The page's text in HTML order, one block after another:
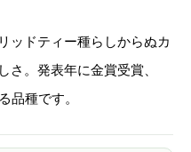
ッドティー種らしからぬカ
さ。発表年に金賞受賞、
品種です。